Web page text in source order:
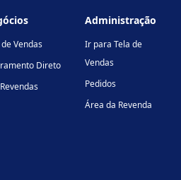
Vendas
Direto
Administração
Ir para Tela de
Vendas
Pedidos
Área da Revenda